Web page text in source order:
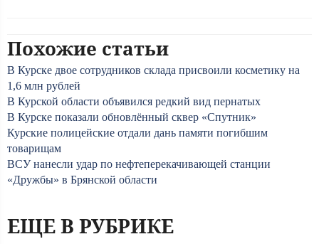
Похожие статьи
В Курске двое сотрудников склада присвоили косметику на
1,6 млн рублей
В Курской области объявился редкий вид пернатых
В Курске показали обновлённый сквер «Спутник»
Курские полицейские отдали дань памяти погибшим
товарищам
ВСУ нанесли удар по нефтеперекачивающей станции
«Дружбы» в Брянской области
ЕЩЕ В РУБРИКЕ